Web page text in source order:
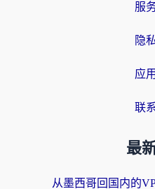
服
隐
应
联
最